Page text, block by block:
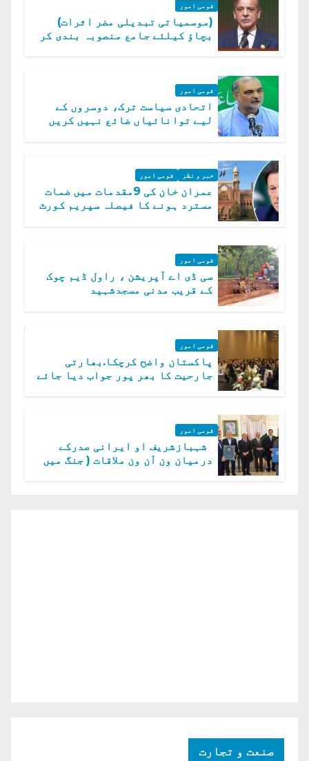
قومی امور
(موسمیاتی تبدیلی مضر اثرات)
بچاؤ کیلئے جامع منصوبہ بندی کر
قومی امور
اتحادی سیاست ترک، دوسروں کے
لیے توانائیاں ضائع نہیں کریں
خبر و نظر قومی امور
عمران خان کی 9مقدمات میں ضمات
مسترد ہونے کا فیصلہ سپریم کورٹ
قومی امور
سی ڈی اے آپریشن ، راول ڈیم چوک
کے قریب مدنی مسجدشہید
قومی امور
پاکستان واضح کرچکا.بھارتی
جارحیت کا بھر پور جواب دیا جائے
قومی امور
شہبازشریف او ایرانی صدرکے
درمیان ون آن ون ملاقات ( جنگ میں
صنعت و تجارت